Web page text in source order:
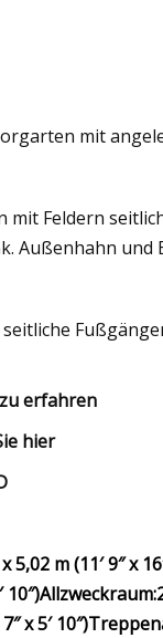
mit
Feldern
Außenhahn und
erfahren
hier
5,02 m (11′ 9″ x
10″)Allzweckraum:
x 5′ 10″)